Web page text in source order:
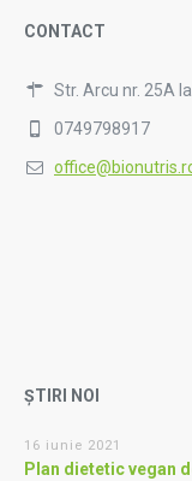
CONTACT
Str. Arcu nr. 25A
0749798917
ȘTIRI NOI
16 iunie 2021
Plan dietetic vegan